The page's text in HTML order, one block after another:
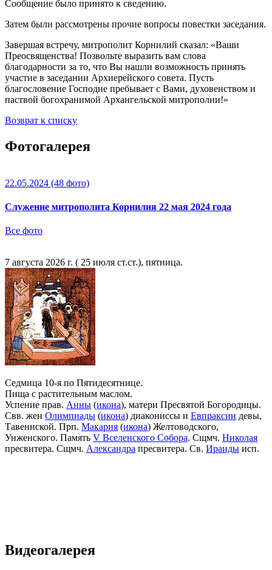
Сообщение было принято к сведению.
Затем были рассмотрены прочие вопросы повестки заседания.
Завершая встречу, митрополит Корнилий сказал: «Ваши
Преосвященства! Позвольте выразить вам слова
благодарности за то, что Вы нашли возможность принять
участие в заседании Архиерейского совета. Пусть
благословение Господне пребывает с Вами, духовенством и
паствой богохранимой Архангельской митрополии!»
Возврат к списку
Фотогалерея
22.05.2024 (48 фото)
Служение митрополита Корнилия 22 мая 2024 года
Все фото
7 августа 2026 г. ( 25 июля ст.ст.), пятница.
Седмица 10-я по Пятидесятнице.
Пища с растительным маслом.
Успение прав. Анны (икона), матери Пресвятой Богородицы.
Свв. жен Олимпиады (икона) диакониссы и Евпраксии девы,
Тавеннской. Прп. Макария (икона) Желтоводского,
Унженского. Память V Вселенского Собора. Сщмч. Николая
пресвитера. Сщмч. Александра пресвитера. Св. Ираиды исп.
Видеогалерея